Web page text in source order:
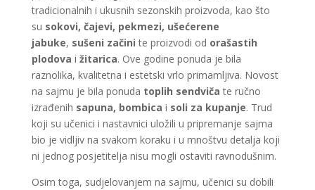
tradicionalnih i ukusnih sezonskih proizvoda, kao što
su sokovi, čajevi, pekmezi, ušećerene
jabuke, sušeni začini te proizvodi od orašastih
plodova i žitarica. Ove godine ponuda je bila
raznolika, kvalitetna i estetski vrlo primamljiva. Novost
na sajmu je bila ponuda toplih sendviča te ručno
izrađenih sapuna, bombica i soli za kupanje. Trud
koji su učenici i nastavnici uložili u pripremanje sajma
bio je vidljiv na svakom koraku i u mnoštvu detalja koji
ni jednog posjetitelja nisu mogli ostaviti ravnodušnim.
Osim toga, sudjelovanjem na sajmu, učenici su dobili